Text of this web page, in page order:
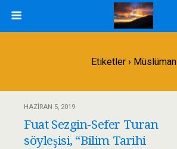
Etiketler › Müslüman
HAZIRAN 5, 2019
Fuat Sezgin-Sefer Turan
söyleşisi, “Bilim Tarihi